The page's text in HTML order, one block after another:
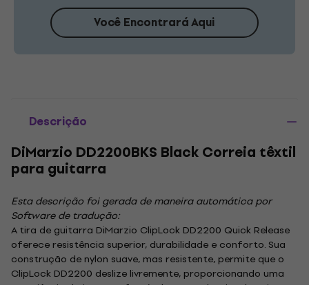
Você Encontrará Aqui
Descrição
DiMarzio DD2200BKS Black Correia têxtil
para guitarra
Esta descrição foi gerada de maneira automática por
Software de tradução:
A tira de guitarra DiMarzio ClipLock DD2200 Quick Release
oferece resistência superior, durabilidade e conforto. Sua
construção de nylon suave, mas resistente, permite que o
ClipLock DD2200 deslize livremente, proporcionando uma